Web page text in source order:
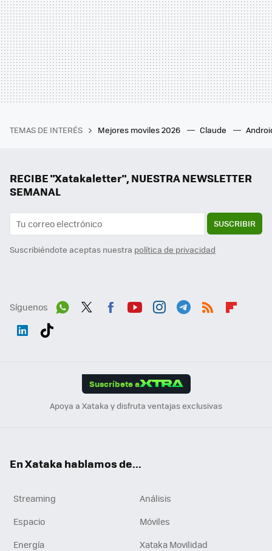
TEMAS DE INTERÉS Mejores moviles 2026 Claude
RECIBE "Xatakaletter", NUESTRA NEWSLETTER
SEMANAL
SUSCRIBIR
Suscribiéndote aceptas nuestra política de privacidad
Síguenos
Suscríbete a
Apoya a Xataka y disfruta ventajas exclusivas
En Xataka hablamos de...
Streaming
Análisis
Espacio
Móviles
Energía
Xataka Movilidad